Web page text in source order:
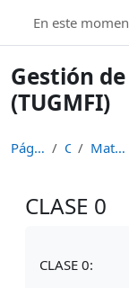
En este
Gestión
(TUGMFI)
Página Principal Cursos Materias de Pregrado
CLASE 0
CLASE 0: